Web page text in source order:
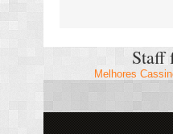
Staff
Melhores